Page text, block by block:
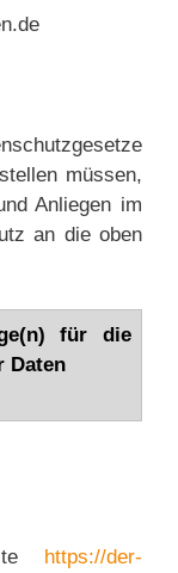
müssen,
Anliegen im
an die oben
für die
Daten
https://der-